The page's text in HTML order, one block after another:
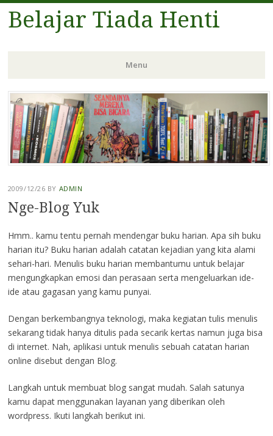
Belajar Tiada Henti
Menu
Skip
to
content
2009/12/26 BY ADMIN
Nge-Blog Yuk
Hmm.. kamu tentu pernah mendengar buku harian. Apa sih buku
harian itu? Buku harian adalah catatan kejadian yang kita alami
sehari-hari. Menulis buku harian membantumu untuk belajar
mengungkapkan emosi dan perasaan serta mengeluarkan ide-
ide atau gagasan yang kamu punyai.
Dengan berkembangnya teknologi, maka kegiatan tulis menulis
sekarang tidak hanya ditulis pada secarik kertas namun juga bisa
di internet. Nah, aplikasi untuk menulis sebuah catatan harian
online disebut dengan Blog.
Langkah untuk membuat blog sangat mudah. Salah satunya
kamu dapat menggunakan layanan yang diberikan oleh
wordpress. Ikuti langkah berikut ini.